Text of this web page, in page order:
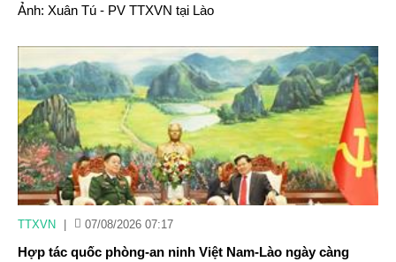
Ảnh: Xuân Tú - PV TTXVN tại Lào
TTXVN 07/08/2026 07:17
Hợp tác quốc phòng-an ninh Việt Nam-Lào ngày càng